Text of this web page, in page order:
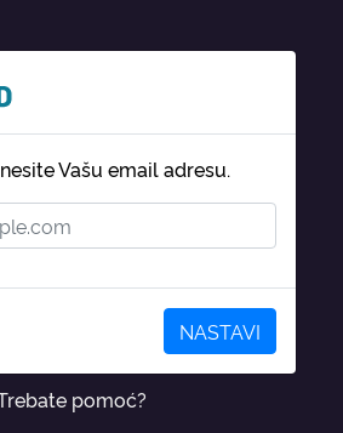
Vašu email adresu.
NASTAVI
pomoć?